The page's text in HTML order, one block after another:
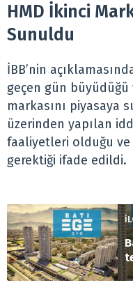
HMD İkinci
Sunuldu
İBB’nin
geçen gün büyüdüğü
markasını piyasaya
üzerinden yapılan
faaliyetleri olduğu
gerektiği ifade edildi.